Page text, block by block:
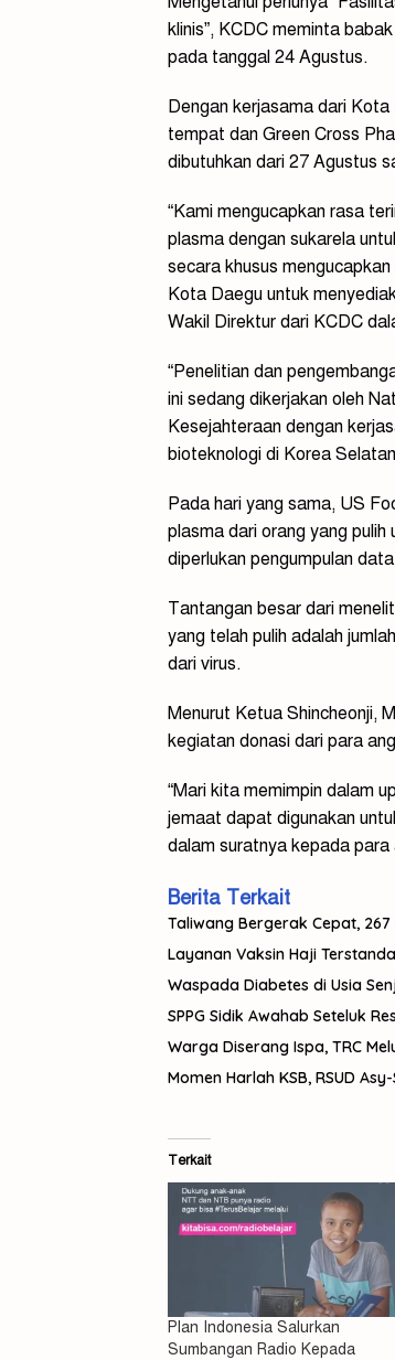
klinis”, KCDC meminta
pada tanggal 24 Agustus.
Dengan kerjasama dari
tempat dan Green Cross
dibutuhkan dari 27 Agustus
“Kami mengucapkan rasa
plasma dengan sukarela
secara khusus
Kota Daegu untuk
Wakil Direktur dari KCDC
“Penelitian dan
ini sedang dikerjakan oleh
Kesejahteraan dengan
bioteknologi di Korea
Pada hari yang sama, US
plasma dari orang yang
diperlukan pengumpulan
Tantangan besar dari
yang telah pulih adalah
dari virus.
Menurut Ketua Shincheonji,
kegiatan donasi dari para
“Mari kita memimpin dalam
jemaat dapat digunakan
dalam suratnya kepada
Berita Terkait
Taliwang Bergerak Cepat,
Layanan Vaksin Haji
Waspada Diabetes di Usia
SPPG Sidik Awahab Seteluk
Warga Diserang Ispa, TRC
Momen Harlah KSB, RSUD
Terkait
Plan Indonesia Salurkan
Sumbangan Radio Kepada